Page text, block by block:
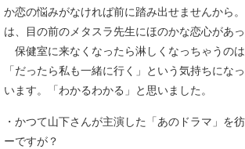
か恋の悩みがなければ前に踏み出せませんから
は、目の前のメタスラ先生にほのかな恋心があっ
保健室に来なくなったら淋しくなっちゃうのは
「だったら私も一緒に行く」という気持ちにな
います。「わかるわかる」と思いました。
・かつて山下さんが主演した「あのドラマ」を
ーですが？